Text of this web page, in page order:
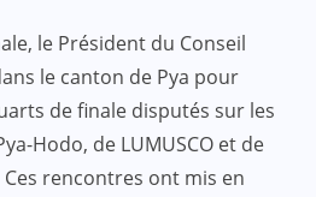
le Président du Conseil
le canton de Pya pour
de finale disputés sur les
Hodo, de LUMUSCO et de
Ces rencontres ont mis en